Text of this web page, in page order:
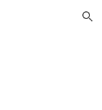
Skip to navigation